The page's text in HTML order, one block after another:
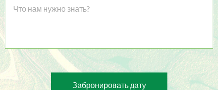
Забронировать дату